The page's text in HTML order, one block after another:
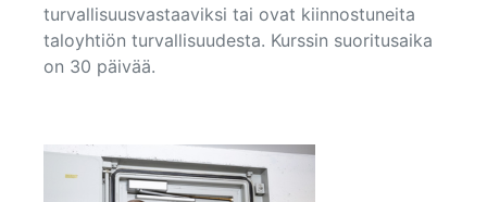
turvallisuusvastaaviksi tai ovat kiinnostuneita
taloyhtiön turvallisuudesta. Kurssin suoritusaika
on 30 päivää.